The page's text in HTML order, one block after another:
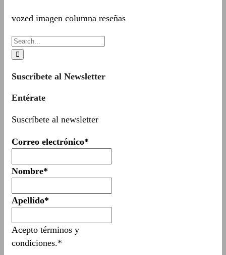
vozed imagen columna reseñas
Suscríbete al Newsletter
Entérate
Suscríbete al newsletter
Correo electrónico*
Nombre*
Apellido*
Acepto términos y
condiciones.*